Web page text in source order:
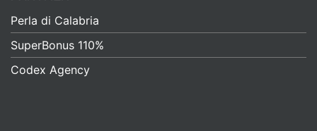
PARTNER
Perla di Calabria
SuperBonus 110%